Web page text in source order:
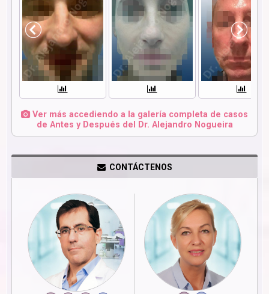
Ver más accediendo a la galería completa de casos
de Antes y Después del Dr. Alejandro Nogueira
CONTÁCTENOS